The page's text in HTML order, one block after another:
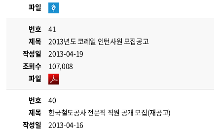
파일
번호
41
제목
2013년도 코레일 인턴사원 모집공고
작성일
2013-04-19
조회수
107,008
파일
번호
40
제목
한국철도공사 전문직 직원 공개 모집(재공고)
작성일
2013-04-16